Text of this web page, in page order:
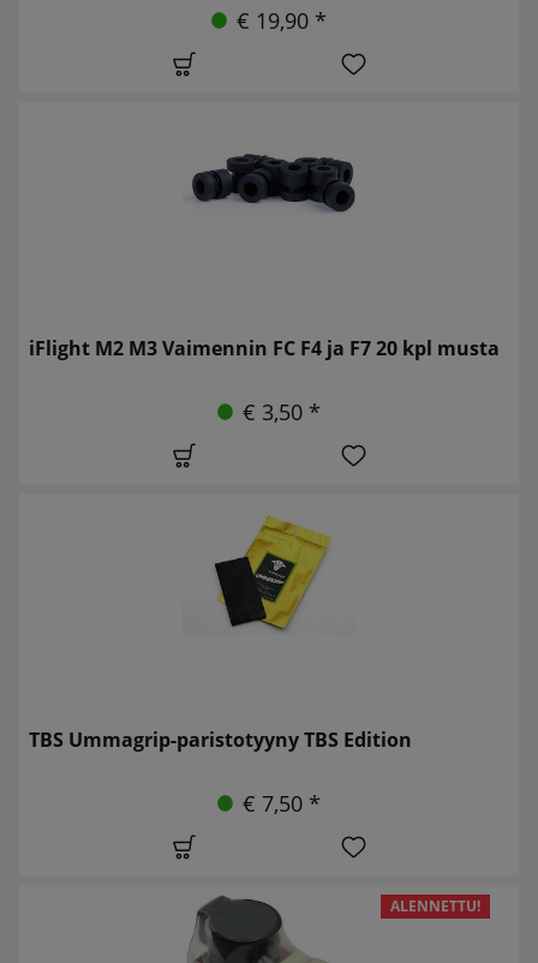
€ 19,90 *
iFlight M2 M3 Vaimennin FC F4 ja F7 20 kpl musta
€ 3,50 *
TBS Ummagrip-paristotyyny TBS Edition
€ 7,50 *
ALENNETTU!